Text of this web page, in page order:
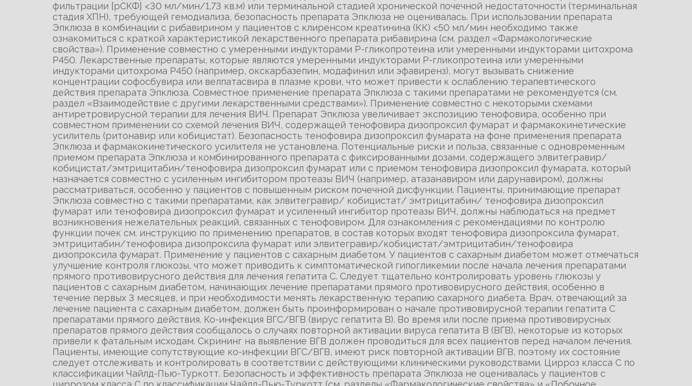
фильтрации [рСКФ] <30 мл/мин/1,73 кв.м) или терминальной стадией хронической почечной недостаточности (терминальная
стадия ХПН), требующей гемодиализа, безопасность препарата Эпклюза не оценивалась. При использовании препарата
Эпклюза в комбинации с рибавирином у пациентов с клиренсом креатинина (КК) <50 мл/мин необходимо также
ознакомиться с краткой характеристикой лекарственного препарата рибавирина (см. раздел «Фармакологические
свойства»). Применение совместно с умеренными индукторами Р-гликопротеина или умеренными индукторами цитохрома
Р450. Лекарственные препараты, которые являются умеренными индукторами Р-гликопротеина или умеренными
индукторами цитохрома Р450 (например, окскарбазепин, модафинил или эфавиренз), могут вызывать снижение
концентрации софосбувира или велпатасвира в плазме крови, что может привести к ослаблению терапевтического
действия препарата Эпклюза. Совместное применение препарата Эпклюза с такими препаратами не рекомендуется (см.
раздел «Взаимодействие с другими лекарственными средствами»). Применение совместно с некоторыми схемами
антиретровирусной терапии для лечения ВИЧ. Препарат Эпклюза увеличивает экспозицию тенофовира, особенно при
совместном применении со схемой лечения ВИЧ, содержащей тенофовира дизопроксил фумарат и фармакокинетические
усилитель (ритонавир или кобицистат). Безопасность тенофовира дизопроксил фумарата на фоне применения препарата
Эпклюза и фармакокинетического усилителя не установлена. Потенциальные риски и польза, связанные с одновременным
приемом препарата Эпклюза и комбинированного препарата с фиксированными дозами, содержащего элвитегравир/
кобицистат/эмтрицитабин/тенофовира дизопроксил фумарат или с приемом тенофовира дизопроксил фумарата, который
назначается совместно с усиленным ингибитором протеазы ВИЧ (например, атазанавиром или дарунавиром), должны
рассматриваться, особенно у пациентов с повышенным риском почечной дисфункции. Пациенты, принимающие препарат
Эпклюза совместно с такими препаратами, как элвитегравир/ кобицистат/ эмтрицитабин/ тенофовира дизопроксил
фумарат или тенофовира дизопроксил фумарат и усиленный ингибитор протеазы ВИЧ, должны наблюдаться на предмет
возникновения нежелательных реакций, связанных с тенофовиром. Для ознакомления с рекомендациями по контролю
функции почек см. инструкцию по применению препаратов, в состав которых входят тенофовира дизопроксила фумарат,
эмтрицитабин/тенофовира дизопроксила фумарат или элвитегравир/кобицистат/эмтрицитабин/тенофовира
дизопроксила фумарат. Применение у пациентов с сахарным диабетом. У пациентов с сахарным диабетом может отмечаться
улучшение контроля глюкозы, что может приводить к симптоматической гипогликемии после начала лечения препаратами
прямого противовирусного действия для лечения гепатита С. Следует тщательно контролировать уровень глюкозы у
пациентов с сахарным диабетом, начинающих лечение препаратами прямого противовирусного действия, особенно в
течение первых 3 месяцев, и при необходимости менять лекарственную терапию сахарного диабета. Врач, отвечающий за
лечение пациента с сахарным диабетом, должен быть проинформирован о начале противовирусной терапии гепатита С
препаратами прямого действия. Ко-инфекция ВГС/ВГВ (вирус гепатита В). Во время или после приема противовирусных
препаратов прямого действия сообщалось о случаях повторной активации вируса гепатита В (ВГВ), некоторые из которых
привели к фатальным исходам. Скрининг на выявление ВГВ должен проводиться для всех пациентов перед началом лечения.
Пациенты, имеющие сопутствующие ко-инфекции ВГС/ВГВ, имеют риск повторной активации ВГВ, поэтому их состояние
следует отслеживать и контролировать в соответствии с действующими клиническими руководствами. Цирроз класса С по
классификации Чайлд-Пью-Туркотт. Безопасность и эффективность препарата Эпклюза не оценивалась у пациентов с